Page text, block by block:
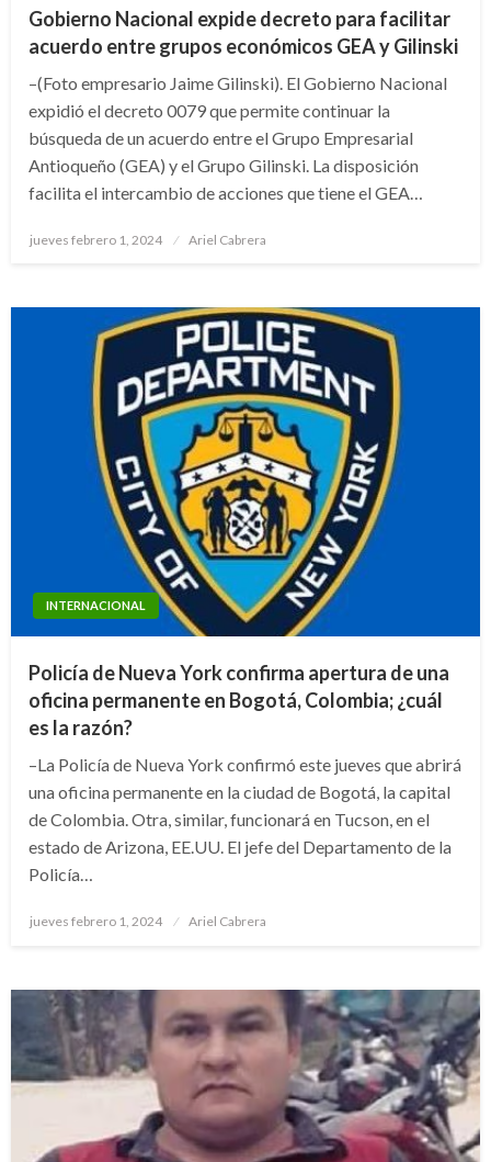
Gobierno Nacional expide decreto para facilitar
acuerdo entre grupos económicos GEA y Gilinski
–(Foto empresario Jaime Gilinski). El Gobierno Nacional
expidió el decreto 0079 que permite continuar la
búsqueda de un acuerdo entre el Grupo Empresarial
Antioqueño (GEA) y el Grupo Gilinski. La disposición
facilita el intercambio de acciones que tiene el GEA…
Publicado
jueves febrero 1, 2024 Ariel Cabrera
INTERNACIONAL
Policía de Nueva York confirma apertura de una
oficina permanente en Bogotá, Colombia; ¿cuál
es la razón?
–La Policía de Nueva York confirmó este jueves que abrirá
una oficina permanente en la ciudad de Bogotá, la capital
de Colombia. Otra, similar, funcionará en Tucson, en el
estado de Arizona, EE.UU. El jefe del Departamento de la
Policía…
Publicado
jueves febrero 1, 2024 Ariel Cabrera